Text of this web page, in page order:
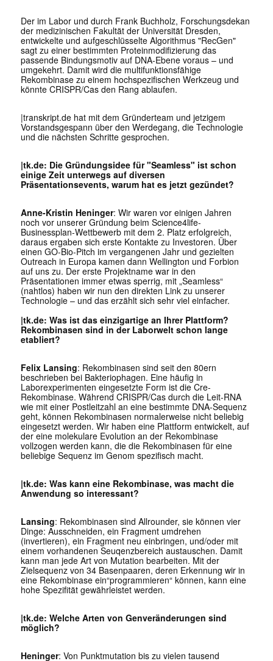
Der im Labor und durch Frank Buchholz, Forschungsdekan
der medizinischen Fakultät der Universität Dresden,
entwickelte und aufgeschlüsselte Algorithmus "RecGen"
sagt zu einer bestimmten Proteinmodifizierung das
passende Bindungsmotiv auf DNA-Ebene voraus – und
umgekehrt. Damit wird die multifunktionsfähige
Rekombinase zu einem hochspezifischen Werkzeug und
könnte CRISPR/Cas den Rang ablaufen.
|transkript.dehat mit dem Gründerteam und jetzigem
Vorstandsgespann über den Werdegang, die Technologie
und die nächsten Schritte gesprochen.
|tk.de: Die Gründungsidee für "Seamless" ist schon
einige Zeit unterwegs auf diversen
Präsentationsevents, warum hat es jetzt gezündet?
Anne-Kristin Heninger: Wir waren vor einigen Jahren
noch vor unserer Gründung beim Science4life-
Businessplan-Wettbewerb mit dem 2. Platz erfolgreich,
daraus ergaben sich erste Kontakte zu Investoren. Über
einen GO-Bio-Pitch im vergangenen Jahr und gezielten
Outreach in Europa kamen dann Wellington und Forbion
auf uns zu. Der erste Projektname war in den
Präsentationen immer etwas sperrig, mit „Seamless“
(nahtlos) haben wir nun den direkten Link zu unserer
Technologie – und das erzählt sich sehr viel einfacher.
|tk.de: Was ist das einzigartige an Ihrer Plattform?
Rekombinasen sind in der Laborwelt schon lange
etabliert?
Felix Lansing: Rekombinasen sind seit den 80ern
beschrieben bei Bakteriophagen. Eine häufig in
Laborexperimenten eingesetzte Form ist die Cre-
Rekombinase. Während CRISPR/Cas durch die Leit-RNA
wie mit einer Postleitzahl an eine bestimmte DNA-Sequenz
geht, können Rekombinasen normalerweise nicht beliebig
eingesetzt werden. Wir haben eine Plattform entwickelt, auf
der eine molekulare Evolution an der Rekombinase
vollzogen werden kann, die die Rekombinasen für eine
beliebige Sequenz im Genom spezifisch macht.
|tk.de: Was kann eine Rekombinase, was macht die
Anwendung so interessant?
Lansing: Rekombinasen sind Allrounder, sie können vier
Dinge: Ausschneiden, ein Fragment umdrehen
(invertieren), ein Fragment neu einbringen, und/oder mit
einem vorhandenen Seuqenzbereich austauschen. Damit
kann man jede Art von Mutation bearbeiten. Mit der
Zielsequenz von 34 Basenpaaren, deren Erkennung wir in
eine Rekombinase ein“programmieren“ können, kann eine
hohe Spezifität gewährleistet werden.
|tk.de: Welche Arten von Genveränderungen sind
möglich?
Heninger: Von Punktmutation bis zu vielen tausend